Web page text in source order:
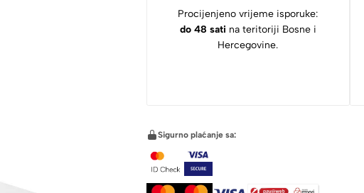
Procijenjeno vrijeme isporuke:
do 48 sati na teritoriji Bosne i
Hercegovine.
Sigurno plaćanje sa: